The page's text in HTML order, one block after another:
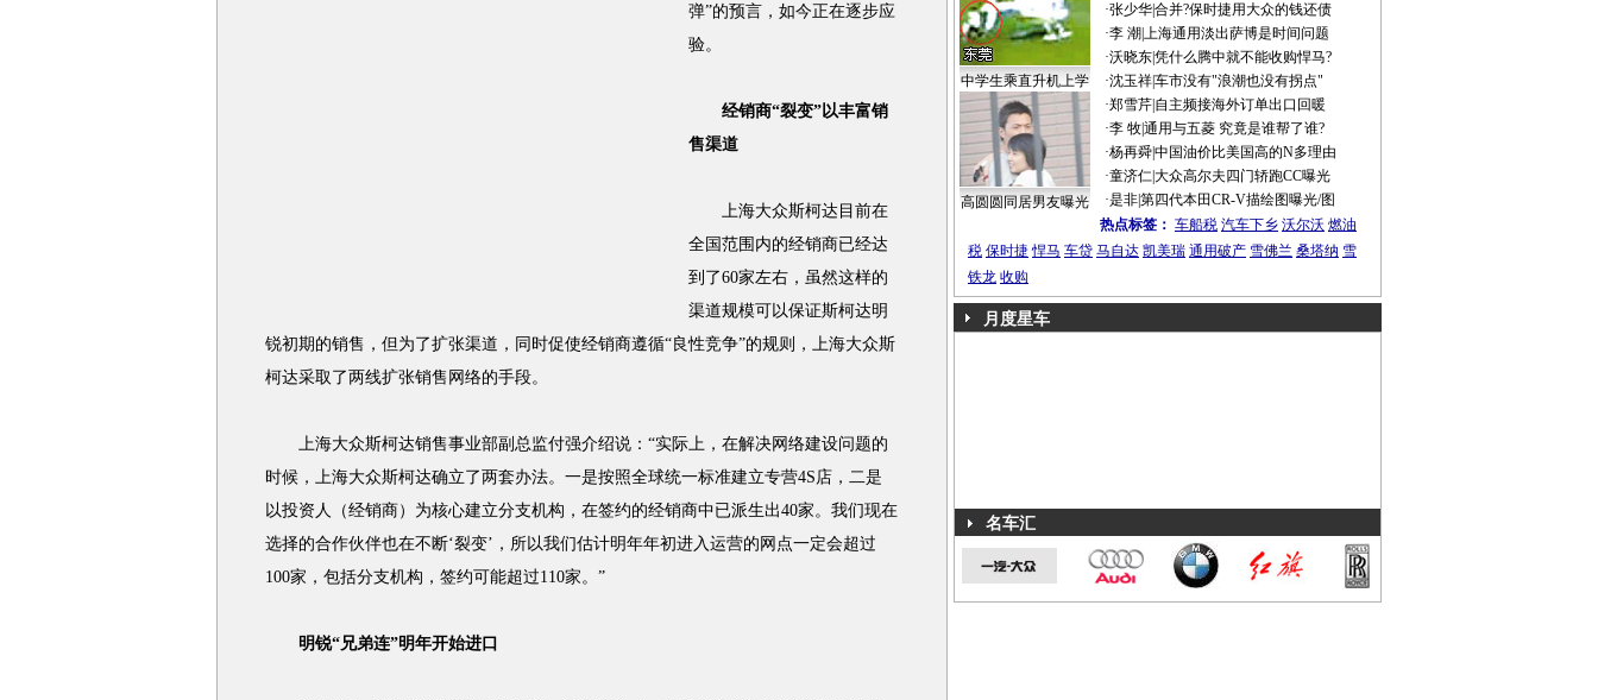
弹”的预言，如今正在逐步应
验。
经销商“裂变”以丰富销
售渠道
上海大众斯柯达目前在
全国范围内的经销商已经达
到了60家左右，虽然这样的
渠道规模可以保证斯柯达明
锐初期的销售，但为了扩张渠道，同时促使经销商遵循“良性竞争”的规则，上海大众斯
柯达采取了两线扩张销售网络的手段。
上海大众斯柯达销售事业部副总监付强介绍说：“实际上，在解决网络建设问题的
时候，上海大众斯柯达确立了两套办法。一是按照全球统一标准建立专营4S店，二是
以投资人（经销商）为核心建立分支机构，在签约的经销商中已派生出40家。我们现在
选择的合作伙伴也在不断‘裂变’，所以我们估计明年年初进入运营的网点一定会超过
100家，包括分支机构，签约可能超过110家。”
明锐“兄弟连”明年开始进口
中学生乘直升机上学
高圆圆同居男友曝光
·张少华|合并?保时捷用大众的钱还债
·李 潮 上海通用淡出萨博是时间问题
·沃晓东|凭什么腾中就不能收购悍马?
·沈玉祥|车市没有"浪潮也没有拐点"
·郑雪芹| 自主频接海外订单出口回暖
·李 牧|通用与五菱 究竟是谁帮了谁?
·杨再舜|中国油价比美国高的N多理由
·童济仁|大众高尔夫四门轿跑CC曝光
·是非|第四代本田CR-V描绘图曝光/图
热点标签： 车船税 汽车下乡 沃尔沃 燃油
税 保时捷 悍马 车贷 马自达 凯美瑞 通用破产 雪佛兰 桑塔纳 雪
铁龙 收购
月度星车
名车汇